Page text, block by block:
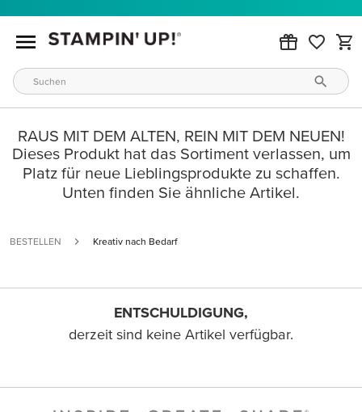
RAUS MIT DEM ALTEN, REIN MIT DEM NEUEN!
Dieses Produkt hat das Sortiment verlassen, um
Platz für neue Lieblingsprodukte zu schaffen.
Unten finden Sie ähnliche Artikel.
BESTELLEN Kreativ nach Bedarf
ENTSCHULDIGUNG,
derzeit sind keine Artikel verfügbar.